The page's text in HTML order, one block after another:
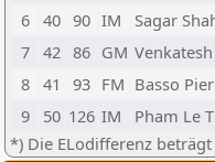
6
40 90 IM Sagar
7
42 86 GM Venkatesh
8
41 93 FM Basso
9
50 126 IM Pham Le
*) Die ELodifferenz